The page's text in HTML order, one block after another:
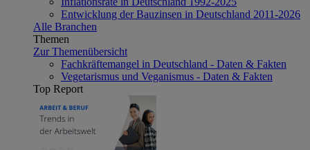
Entwicklung der Bauzinsen in Deutschland 2011-2026
Alle Branchen
Themen
Zur Themenübersicht
Fachkräftemangel in Deutschland - Daten & Fakten
Vegetarismus und Veganismus - Daten & Fakten
Top Report